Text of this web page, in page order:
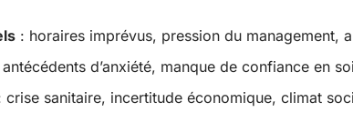
: horaires imprévus, pression du management,
antécédents d’anxiété, manque de confiance en
crise sanitaire, incertitude économique, climat